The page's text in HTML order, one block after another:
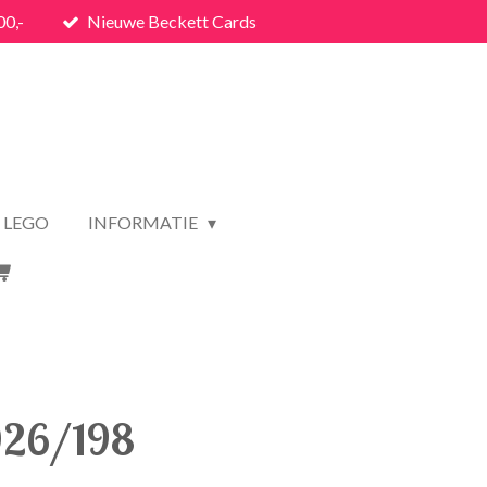
Nieuwe Beckett Cards
LEGO INFORMATIE
198